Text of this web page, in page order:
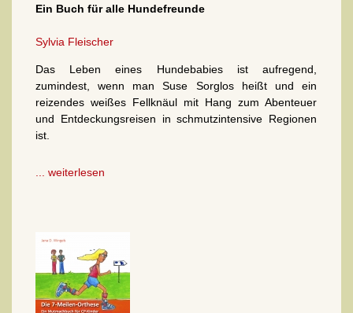
Ein Buch für alle Hundefreunde
Sylvia Fleischer
Das Leben eines Hundebabies ist aufregend,
zumindest, wenn man Suse Sorglos heißt und ein
reizendes weißes Fellknäul mit Hang zum Abenteuer
und Entdeckungsreisen in schmutzintensive Regionen
ist.
... weiterlesen